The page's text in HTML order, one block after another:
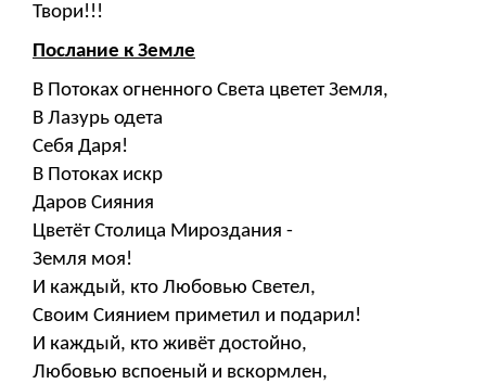
Твори!!!
Послание к Земле
В Потоках огненного Света цветет Земля,
В Лазурь одета
Себя Даря!
В Потоках искр
Даров Сияния
Цветёт Столица Мироздания -
Земля моя!
И каждый, кто Любовью Светел,
Своим Сиянием приметил и подарил!
И каждый, кто живёт достойно,
Любовью вспоеный и вскормлен,